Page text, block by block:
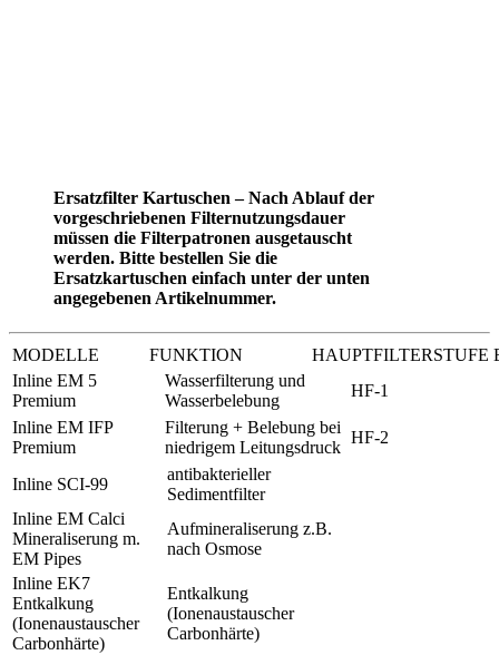
Ersatzfilter Kartuschen – Nach Ablauf der
vorgeschriebenen Filternutzungsdauer
müssen die Filterpatronen ausgetauscht
werden. Bitte bestellen Sie die
Ersatzkartuschen einfach unter der unten
angegebenen Artikelnummer.
MODELLE FUNKTION HAUPTFILTERSTUFE
Inline EM 5
Premium
Wasserfilterung und
Wasserbelebung
HF-1
Inline EM IFP
Premium
Filterung + Belebung bei
niedrigem Leitungsdruck
HF-2
Inline SCI-99
antibakterieller
Sedimentfilter
Inline EM Calci
Mineraliserung m.
EM Pipes
Aufmineraliserung z.B.
nach Osmose
Inline EK7
Entkalkung
(Ionenaustauscher
Carbonhärte)
Entkalkung
(Ionenaustauscher
Carbonhärte)